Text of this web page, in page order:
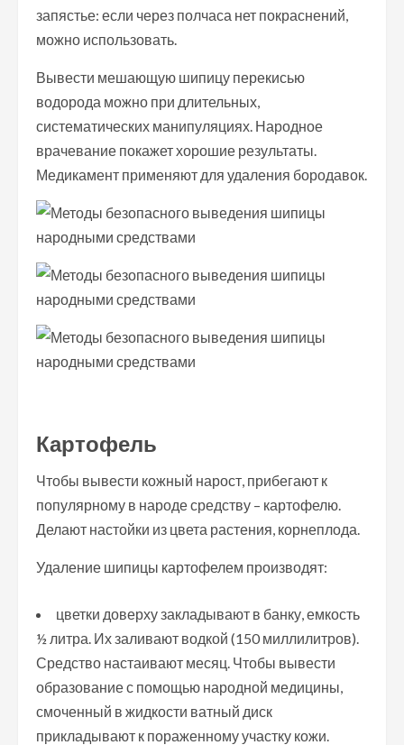
запястье: если через полчаса нет покраснений,
можно использовать.
Вывести мешающую шипицу перекисью
водорода можно при длительных,
систематических манипуляциях. Народное
врачевание покажет хорошие результаты.
Медикамент применяют для удаления бородавок.
Картофель
Чтобы вывести кожный нарост, прибегают к
популярному в народе средству – картофелю.
Делают настойки из цвета растения, корнеплода.
Удаление шипицы картофелем производят:
цветки доверху закладывают в банку, емкость
½ литра. Их заливают водкой (150 миллилитров).
Средство настаивают месяц. Чтобы вывести
образование с помощью народной медицины,
смоченный в жидкости ватный диск
прикладывают к пораженному участку кожи.